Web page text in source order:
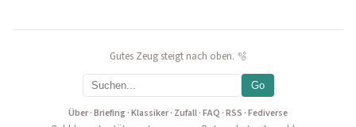
Gutes Zeug steigt nach oben. 🫧
Go
Über·Briefing·Klassiker· Zufall·FAQ ·RSS ·Fediverse